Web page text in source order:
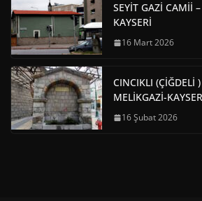
SEYİT GAZİ CAMİİ
KAYSERİ
16 Mart 2026
CINCIKLI (ÇİĞDELİ
MELİKGAZİ-
16 Şubat 2026